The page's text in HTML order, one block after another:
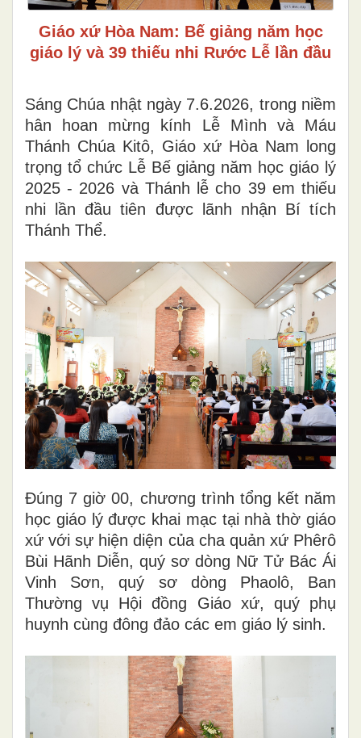
Giáo xứ Hòa Nam: Bế giảng năm học
giáo lý và 39 thiếu nhi Rước Lễ lần đầu
Sáng Chúa nhật ngày 7.6.2026, trong niềm
hân hoan mừng kính Lễ Mình và Máu
Thánh Chúa Kitô, Giáo xứ Hòa Nam long
trọng tổ chức Lễ Bế giảng năm học giáo lý
2025 - 2026 và Thánh lễ cho 39 em thiếu
nhi lần đầu tiên được lãnh nhận Bí tích
Thánh Thể.
Đúng 7 giờ 00, chương trình tổng kết năm
học giáo lý được khai mạc tại nhà thờ giáo
xứ với sự hiện diện của cha quản xứ Phêrô
Bùi Hãnh Diễn, quý sơ dòng Nữ Tử Bác Ái
Vinh Sơn, quý sơ dòng Phaolô, Ban
Thường vụ Hội đồng Giáo xứ, quý phụ
huynh cùng đông đảo các em giáo lý sinh.